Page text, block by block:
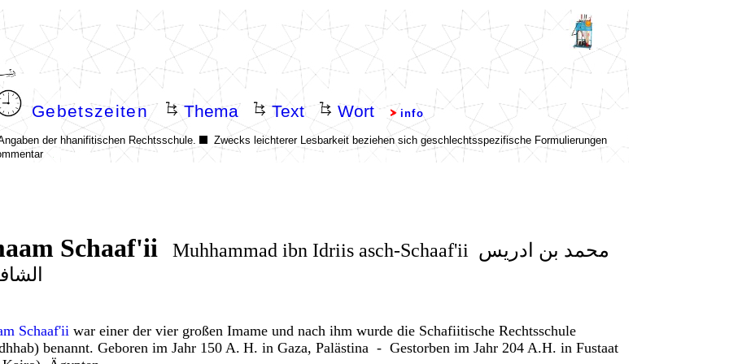
Schaaf'ii
محمد بن ادريس
Schaaf'ii war einer der vier großen Imame und nach ihm wurde die Schafiitische Rechtsschule
benannt. Geboren im Jahr 150 A. H. in Gaza, Palästina - Gestorben im Jahr 204 A.H. in Fustaat